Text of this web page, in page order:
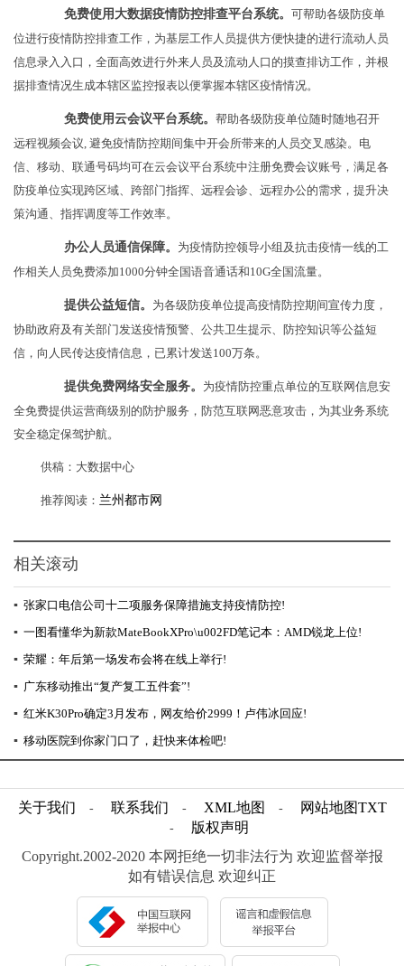
免费使用大数据疫情防控排查平台系统。 可帮助各级防疫单
位进行疫情防控排查工作，为基层工作人员提供方便快捷的进行流动人员
信息录入入口，全面高效进行外来人员及流动人口的摸查排访工作，并根
据排查情况生成本辖区监控报表以便掌握本辖区疫情情况。
免费使用云会议平台系统。 帮助各级防疫单位随时随地召开
远程视频会议, 避免疫情防控期间集中开会所带来的人员交叉感染。电
信、移动、联通号码均可在云会议平台系统中注册免费会议账号，满足各
防疫单位实现跨区域、跨部门指挥、远程会诊、远程办公的需求，提升决
策沟通、指挥调度等工作效率。
办公人员通信保障。 为疫情防控领导小组及抗击疫情一线的工
作相关人员免费添加1000分钟全国语音通话和10G全国流量。
提供公益短信。 为各级防疫单位提高疫情防控期间宣传力度，
协助政府及有关部门发送疫情预警、公共卫生提示、防控知识等公益短
信，向人民传达疫情信息，已累计发送100万条。
提供免费网络安全服务。 为疫情防控重点单位的互联网信息安
全免费提供运营商级别的防护服务，防范互联网恶意攻击，为其业务系统
安全稳定保驾护航。
供稿：大数据中心
推荐阅读： 兰州都市网
相关滚动
▪ 张家口电信公司十二项服务保障措施支持疫情防控!
▪ 一图看懂华为新款MateBookXPro\u002FD笔记本：AMD锐龙上位!
▪ 荣耀：年后第一场发布会将在线上举行!
▪ 广东移动推出“复产复工五件套”!
▪ 红米K30Pro确定3月发布，网友给价2999！卢伟冰回应!
▪ 移动医院到你家门口了，赶快来体检吧!
关于我们 - 联系我们 - XML地图 - 网站地图TXT
-
版权声明
Copyright.2002-2020 本网拒绝一切非法行为 欢迎监督举报
如有错误信息 欢迎纠正